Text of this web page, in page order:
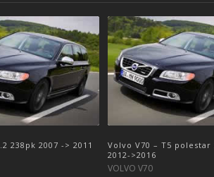
238pk 2007 -> 2011
Volvo V70 – T5 polestar
2012->2016
VOLVO V70
D2 120pk – 2012-
Volvo V70 – 2.4 D4
>2016
VOLVO V70